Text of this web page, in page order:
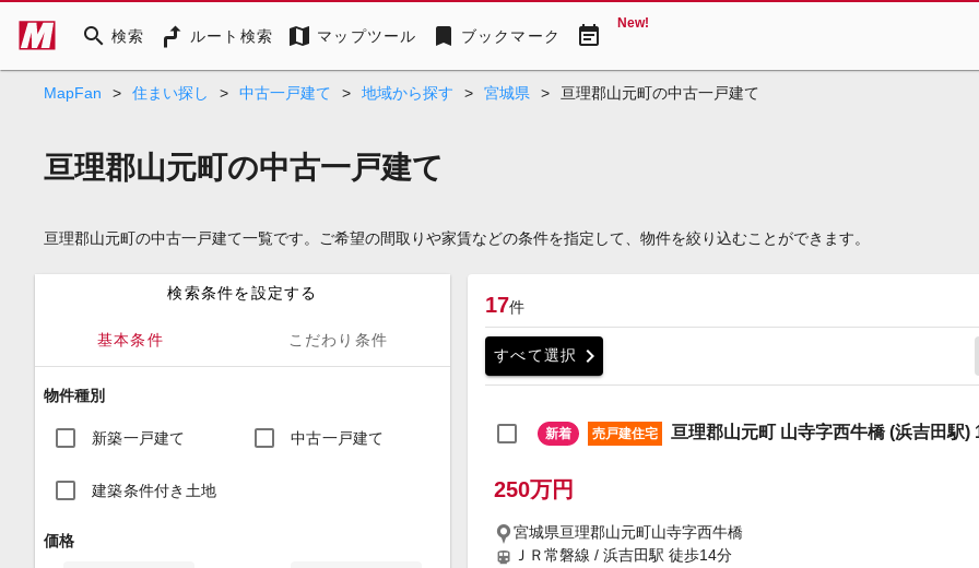
search 検索 ルート検索 map マップツール bookmark ブックマーク event_note New!
MapFan > 住まい探し > 中古一戸建て > 地域から探す > 宮城県 > 亘理郡山元町の中古一戸建て
亘理郡山元町の中古一戸建て
亘理郡山元町の中古一戸建て一覧です。ご希望の間取りや家賃などの条件を指定して、物件を絞り込むことができます。
検索条件を設定する
基本条件 こだわり条件
物件種別
新築一戸建て 中古一戸建て
建築条件付き土地
価格
17件
すべて選択 chevron_right
新着 売戸建住宅 亘理郡山元町 山寺字西牛橋 (浜吉田駅)
250万円
宮城県亘理郡山元町山寺字西牛橋
ＪＲ常磐線 / 浜吉田駅 徒歩14分